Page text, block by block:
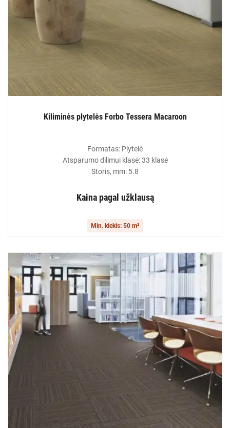
Kiliminės plytelės Forbo Tessera Macaroon
Formatas: Plytelė
Atsparumo dilimui klasė: 33 klasė
Storis, mm: 5.8
Kaina pagal užklausą
Min. kiekis: 50 m²